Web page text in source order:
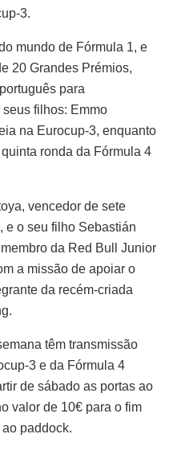
3.
mundo de Fórmula 1, e
20 Grandes Prémios,
para
filhos: Emmo
na Eurocup-3, enquanto
ronda da Fórmula 4
vencedor de sete
e o seu filho Sebastián
da Red Bull Junior
a missão de apoiar o
da recém-criada
têm transmissão
3 e da Fórmula 4
de sábado as portas ao
valor de 10€ para o fim
paddock.